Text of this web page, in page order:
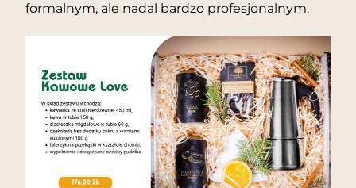
formalnym, ale nadal bardzo profesjonalnym.